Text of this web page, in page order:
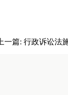
上一篇: 行政诉讼法